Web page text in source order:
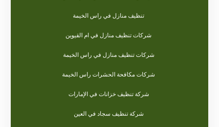
تنظيف منازل في راس الخيمة
شركات تنظيف منازل في ام القيوين
شركات تنظيف منازل في راس الخيمة
شركات مكافحة الحشرات راس الخيمة
شركة تنظيف خزانات في الإمارات
شركة تنظيف سجاد في العين